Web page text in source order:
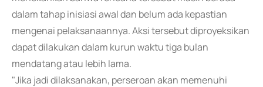
dalam tahap inisiasi awal dan belum ada kepastian
mengenai pelaksanaannya. Aksi tersebut diproyeksikan
dapat dilakukan dalam kurun waktu tiga bulan
mendatang atau lebih lama.
"Jika jadi dilaksanakan, perseroan akan memenuhi